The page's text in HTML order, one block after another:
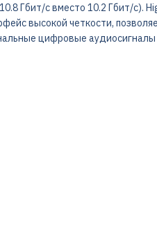
Гбит/с вместо 10.2 Гбит/с).
высокой четкости,
цифровые аудиосигналы